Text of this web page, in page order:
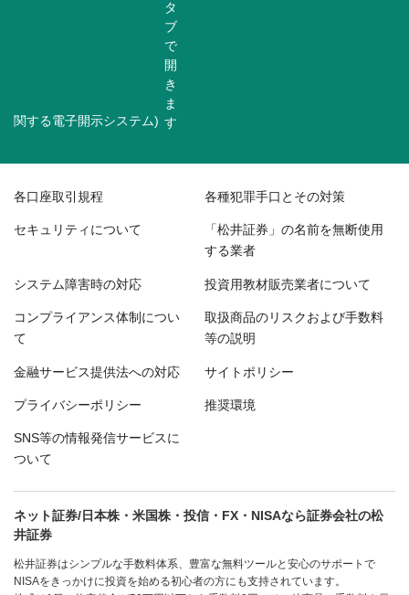
関する電子開示システム)
各口座取引規程 各種犯罪手口とその対策
セキュリティについて 「松井証券」の名前を無断使用
する業者
システム障害時の対応 投資用教材販売業者について
コンプライアンス体制につい
て
取扱商品のリスクおよび手数料
等の説明
金融サービス提供法への対応 サイトポリシー
プライバシーポリシー 推奨環境
SNS等の情報発信サービスに
ついて
ネット証券/日本株・米国株・投信・FX・NISAなら証券会社の松
井証券
松井証券はシンプルな手数料体系、豊富な無料ツールと安心のサポートで
NISAをきっかけに投資を始める初心者の方にも支持されています。